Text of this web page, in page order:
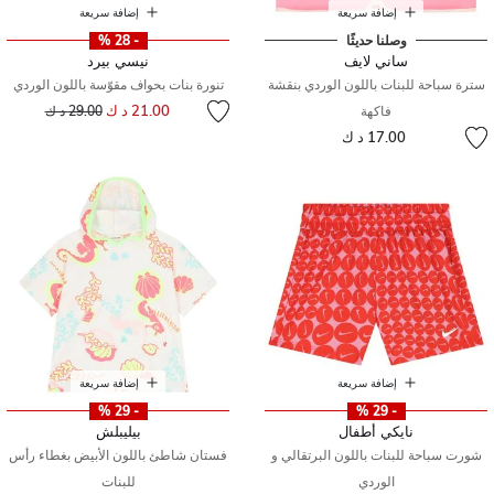
إضافة سريعة
وصلنا حديثًا
ساني لايف
سترة سباحة للبنات باللون الوردي بنقشة
فاكهة
17.00 د ك
إضافة سريعة
- 28 %
نيسي بيرد
تنورة بنات بحواف مقوّسة باللون الوردي
21.00 د ك سعر مخفض من
29.00 د ك إلى
إضافة سريعة
- 29 %
نايكي أطفال
شورت سباحة للبنات باللون البرتقالي و
الوردي
إضافة سريعة
- 29 %
بيليبلش
فستان شاطئ باللون الأبيض بغطاء رأس
للبنات